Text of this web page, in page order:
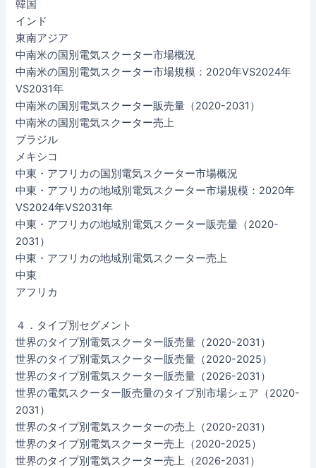
韓国
インド
東南アジア
中南米の国別電気スクーター市場概況
中南米の国別電気スクーター市場規模：2020年VS2024年
VS2031年
中南米の国別電気スクーター販売量（2020-2031）
中南米の国別電気スクーター売上
ブラジル
メキシコ
中東・アフリカの国別電気スクーター市場概況
中東・アフリカの地域別電気スクーター市場規模：2020年
VS2024年VS2031年
中東・アフリカの地域別電気スクーター販売量（2020-
2031）
中東・アフリカの地域別電気スクーター売上
中東
アフリカ
４．タイプ別セグメント
世界のタイプ別電気スクーター販売量（2020-2031）
世界のタイプ別電気スクーター販売量（2020-2025）
世界のタイプ別電気スクーター販売量（2026-2031）
世界の電気スクーター販売量のタイプ別市場シェア（2020-
2031）
世界のタイプ別電気スクーターの売上（2020-2031）
世界のタイプ別電気スクーター売上（2020-2025）
世界のタイプ別電気スクーター売上（2026-2031）